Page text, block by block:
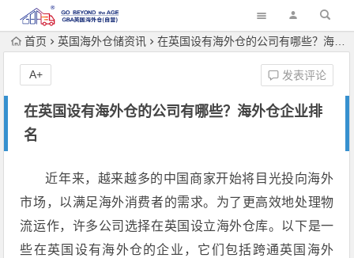
首页 英国海外仓储资讯 在英国设有海外仓的公司有哪些？海外仓企业排名
在英国设有海外仓的公司有哪些？海外仓企业排
名
发表评论
A+
近年来，越来越多的中国商家开始将目光投向海外
市场，以满足海外消费者的需求。为了更高效地处理物
流运作，许多公司选择在英国设立海外仓库。以下是一
些在英国设有海外仓的企业，它们包括跨通英国海外